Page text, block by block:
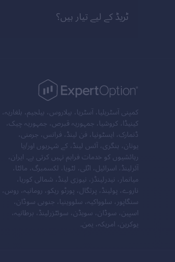
ٹریڈ کے لیے تیار ہیں؟
کمپنی آسٹریلیا، آسٹریا، بیلاروس، بیلجیم، بلغاریہ،
کینیڈا، کروشیا، جمہوریہ قبرص، جمہوریہ چیک،
ڈنمارک، ایسٹونیا، فن لینڈ، فرانس، جرمنی،
یونان، ہنگری، آئس لینڈ، کے شہریوں اور/یا
رہائشیوں کو خدمات فراہم نہیں کرتی ہے۔ ایران،
آئرلینڈ، اسرائیل، اٹلی، لٹویا، لکسمبرگ، مالٹا،
میانمار، نیدرلینڈز، نیوزی لینڈ، شمالی کوریا،
ناروے، پولینڈ، پرتگال، پورٹو ریکو، رومانیہ، روس،
سنگاپور، سلوواکیہ، سلووینیا، جنوبی سوڈان،
اسپین، سوڈان، سویڈن، سوئٹزرلینڈ، برطانیہ،
یوکرین، امریکہ، یمن۔